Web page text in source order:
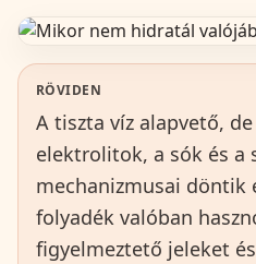
RÖVIDEN
A tiszta víz alapvető,
elektrolitok, a sók és a
mechanizmusai döntik
folyadék valóban
figyelmeztető jeleket